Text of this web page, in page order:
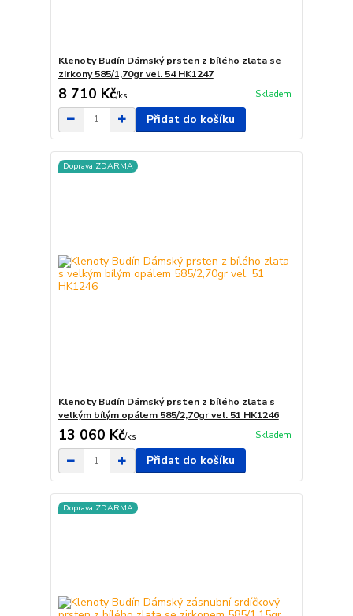
Klenoty Budín Dámský prsten z bílého zlata se
zirkony 585/1,70gr vel. 54 HK1247
8 710 Kč/ks Skladem
Přidat do košíku
Doprava ZDARMA
Klenoty Budín Dámský prsten z bílého zlata s
velkým bílým opálem 585/2,70gr vel. 51 HK1246
13 060 Kč/ks Skladem
Přidat do košíku
Doprava ZDARMA